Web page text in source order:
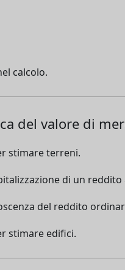
calcolo.
del valore di
stimare terreni.
di un
del reddito
stimare edifici.